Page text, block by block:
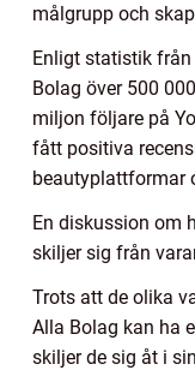
målgrupp och
Enligt statistik
Bolag över 500
miljon följare på
fått positiva
beautyplattformar
En diskussion om
skiljer sig från
Trots att de olika
Alla Bolag kan ha
skiljer de sig åt i